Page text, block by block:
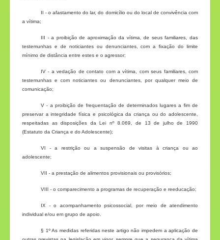
II - o afastamento do lar, do domicílio ou do local de convivência com
a vítima;
III - a proibição de aproximação da vítima, de seus familiares, das
testemunhas e de noticiantes ou denunciantes, com a fixação do limite
mínimo de distância entre estes e o agressor;
IV - a vedação de contato com a vítima, com seus familiares, com
testemunhas e com noticiantes ou denunciantes, por qualquer meio de
comunicação;
V - a proibição de frequentação de determinados lugares a fim de
preservar a integridade física e psicológica da criança ou do adolescente,
respeitadas as disposições da Lei nº 8.069, de 13 de julho de 1990
(Estatuto da Criança e do Adolescente);
VI - a restrição ou a suspensão de visitas à criança ou ao
adolescente;
VII - a prestação de alimentos provisionais ou provisórios;
VIII - o comparecimento a programas de recuperação e reeducação;
IX - o acompanhamento psicossocial, por meio de atendimento
individual e/ou em grupo de apoio.
§ 1º As medidas referidas neste artigo não impedem a aplicação de